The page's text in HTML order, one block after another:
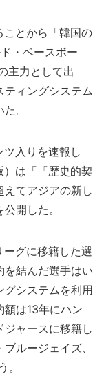
とから「韓国の
・ベースボー
主力として出
ティングシステム
。
入りを速報し
は「『歴史的契
てアジアの新し
開した。
グに移籍した選
を結んだ選手はい
グシステムを利用
額は13年にハン
ャースに移籍し
ルージェイズ、